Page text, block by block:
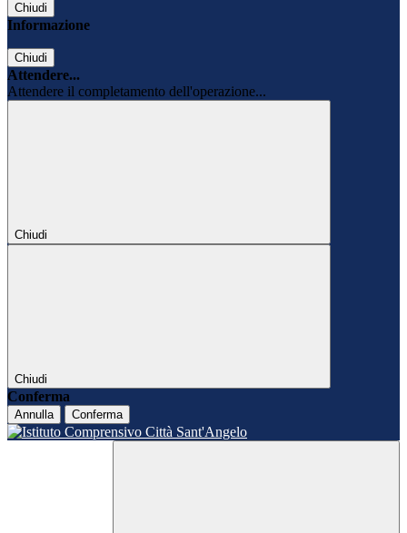
Chiudi
Informazione
Chiudi
Attendere...
Attendere il completamento dell'operazione...
Chiudi
Chiudi
Conferma
Annulla Conferma